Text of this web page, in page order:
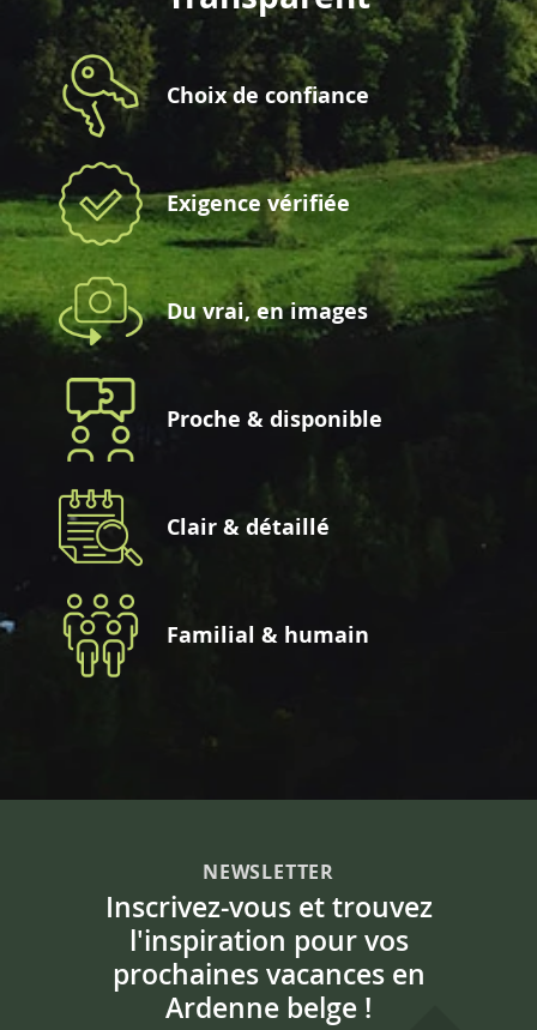
Choix de confiance
Exigence vérifiée
Du vrai, en images
Proche & disponible
Clair & détaillé
Familial & humain
NEWSLETTER
Inscrivez-vous et trouvez
l'inspiration pour vos
prochaines vacances en
Ardenne belge !